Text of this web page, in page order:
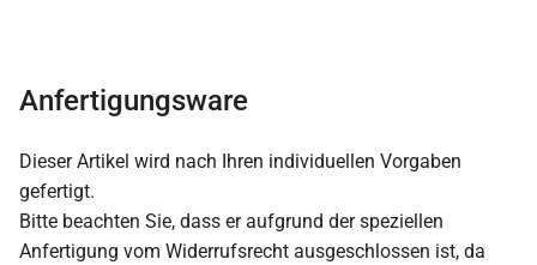
Anfertigungsware
Dieser Artikel wird nach Ihren individuellen Vorgaben
gefertigt.
Bitte beachten Sie, dass er aufgrund der speziellen
Anfertigung vom Widerrufsrecht ausgeschlossen ist, da